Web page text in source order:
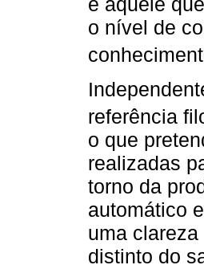
o nível de
referência
o que
realizadas
torno da
automático
uma
distinto do